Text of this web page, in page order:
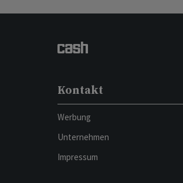
Kontakt
Werbung
Unternehmen
Impressum